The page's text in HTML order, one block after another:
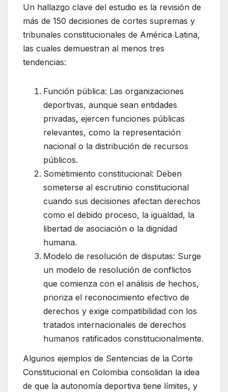
Un hallazgo clave del estudio es la revisión de
más de 150 decisiones de cortes supremas y
tribunales constitucionales de América Latina,
las cuales demuestran al menos tres
tendencias:
Función pública: Las organizaciones
deportivas, aunque sean entidades
privadas, ejercen funciones públicas
relevantes, como la representación
nacional o la distribución de recursos
públicos.
Sometimiento constitucional: Deben
someterse al escrutinio constitucional
cuando sus decisiones afectan derechos
como el debido proceso, la igualdad, la
libertad de asociación o la dignidad
humana.
Modelo de resolución de disputas: Surge
un modelo de resolución de conflictos
que comienza con el análisis de hechos,
prioriza el reconocimiento efectivo de
derechos y exige compatibilidad con los
tratados internacionales de derechos
humanos ratificados constitucionalmente.
Algunos ejemplos de Sentencias de la Corte
Constitucional en Colombia consolidan la idea
de que la autonomía deportiva tiene límites, y